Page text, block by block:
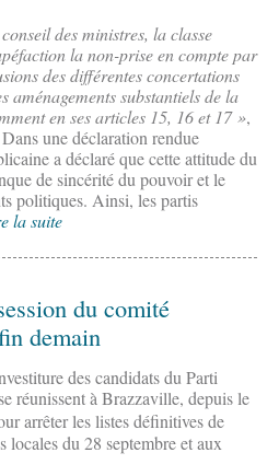
des ministres, la classe
la non-prise en compte par
des différentes concertations
aménagements substantiels de la
en ses articles 15, 16 et 17 »,
une déclaration rendue
a déclaré que cette attitude du
de sincérité du pouvoir et le
politiques. Ainsi, les partis
la suite
du comité
demain
des candidats du Parti
réunissent à Brazzaville, depuis le
arrêter les listes définitives de
locales du 28 septembre et aux